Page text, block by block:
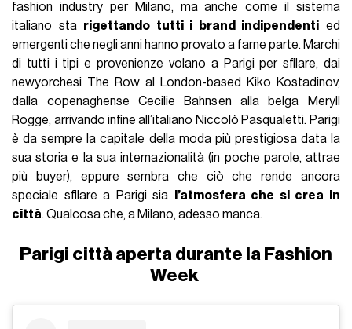
fashion industry per Milano, ma anche come il sistema
italiano sta rigettando tutti i brand indipendenti ed
emergenti che negli anni hanno provato a farne parte. Marchi
di tutti i tipi e provenienze volano a Parigi per sfilare, dai
newyorchesi The Row al London-based Kiko Kostadinov,
dalla copenaghense Cecilie Bahnsen alla belga Meryll
Rogge, arrivando infine all’italiano Niccolò Pasqualetti. Parigi
è da sempre la capitale della moda più prestigiosa data la
sua storia e la sua internazionalità (in poche parole, attrae
più buyer), eppure sembra che ciò che rende ancora
speciale sfilare a Parigi sia
l’atmosfera che si crea in
città. Qualcosa che, a Milano, adesso manca.
Parigi città aperta durante la Fashion
Week